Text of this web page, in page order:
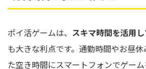
ポイ活ゲームは、 スキマ時間を活用
も大きな利点です。通勤時間やお昼
た空き時間にスマートフォンでゲー